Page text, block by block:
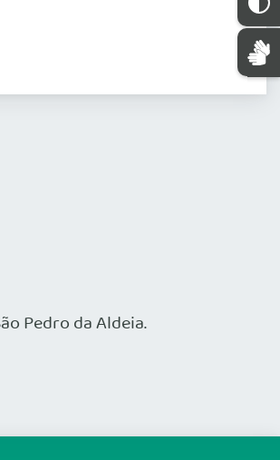
Pedro da Aldeia.